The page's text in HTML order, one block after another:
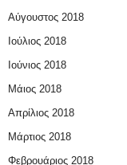
Αύγουστος 2018
Ιούλιος 2018
Ιούνιος 2018
Μάιος 2018
Απρίλιος 2018
Μάρτιος 2018
Φεβρουάριος 2018